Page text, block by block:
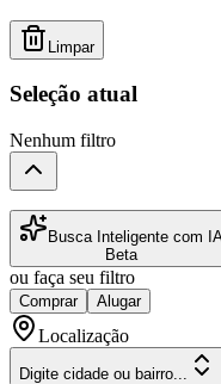
Limpar
Seleção atual
Nenhum filtro
Busca Inteligente com
Beta
ou faça seu filtro
Comprar Alugar
Localização
Digite cidade ou bairro...